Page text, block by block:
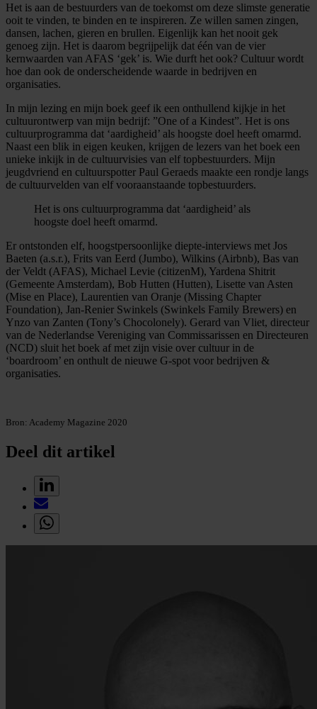
Het is aan de bestuurders van de toekomst om deze slimste generatie
ooit te vinden, te binden en te inspireren. Ze willen samen zingen,
dansen, lachen, gieren en brullen. Eigenlijk kan het nooit gek
genoeg zijn. Het is daarom begrijpelijk dat één van de vier
kernwaarden van AFAS ‘gek’ is. Wie durft het ook? Cultuur wordt
hoe dan ook de onderscheidende waarde in bedrijven en
organisaties.
In mijn lezing en mijn boek geef ik een onthullend kijkje in het
cultuurontwerp van mijn bedrijf: ”One of a Kindest”. Het is ons
cultuurprogramma dat ‘aardigheid’ als hoogste doel heeft omarmd.
Naast een blik in eigen keuken, krijgen de lezers van het boek een
unieke inkijk in de cultuurvisies van elf topbestuurders. Mijn
jeugdvriend en cultuurspotter Paul Geraeds maakte een rondje langs
de cultuurvelden van elf vooraanstaande topbestuurders.
Het is ons cultuurprogramma dat ‘aardigheid’ als
hoogste doel heeft omarmd.
Er ontstonden elf, hoogstpersoonlijke diepte-interviews met Jos
Baeten (a.s.r.), Frits van Eerd (Jumbo), Wilkins (Airbnb), Bas van
der Veldt (AFAS), Michael Levie (citizenM), Yardena Shitrit
(Gemeente Amsterdam), Bob Hutten (Hutten), Lisette van Asten
(Mise en Place), Laurentien van Oranje (Missing Chapter
Foundation), Jan-Renier Swinkels (Swinkels Family Brewers) en
Ynzo van Zanten (Tony’s Chocolonely). Gerard van Vliet, directeur
van de Nederlandse Vereniging van Commissarissen en Directeuren
(NCD) sluit het boek af met zijn visie over cultuur in de
‘boardroom’ en onthult de nieuwe G-spot voor bedrijven &
organisaties.
Bron: Academy Magazine 2020
Deel dit artikel